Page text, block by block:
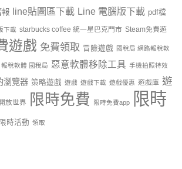
報 line貼圖區下載 Line 電腦版下載 pdf檔
下載 starbucks coffee 統一星巴克門市 Steam免費遊
遊戲 免費領取 冒險遊戲 國稅局 網路報稅軟
報稅軟體 國稅局 惡意軟體移除工具 手機拍照特效
瀏覽器 策略遊戲 遊戲 遊戲下載 遊戲優惠 遊戲庫 遊
開放世界 限時免費 限時免費app
限時
限時活動 領取